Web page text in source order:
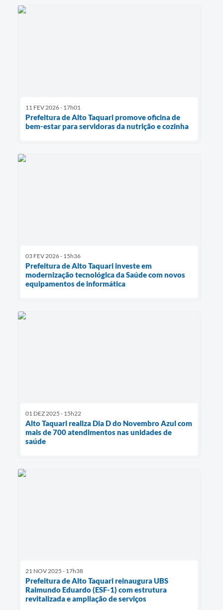
11 FEV 2026 - 17h01
Prefeitura de Alto Taquari promove oficina de
bem-estar para servidoras da nutrição e cozinha
03 FEV 2026 - 15h36
Prefeitura de Alto Taquari investe em
modernização tecnológica da Saúde com novos
equipamentos de informática
01 DEZ 2025 - 15h22
Alto Taquari realiza Dia D do Novembro Azul com
mais de 700 atendimentos nas unidades de
saúde
21 NOV 2025 - 17h38
Prefeitura de Alto Taquari reinaugura UBS
Raimundo Eduardo (ESF-1) com estrutura
revitalizada e ampliação de serviços